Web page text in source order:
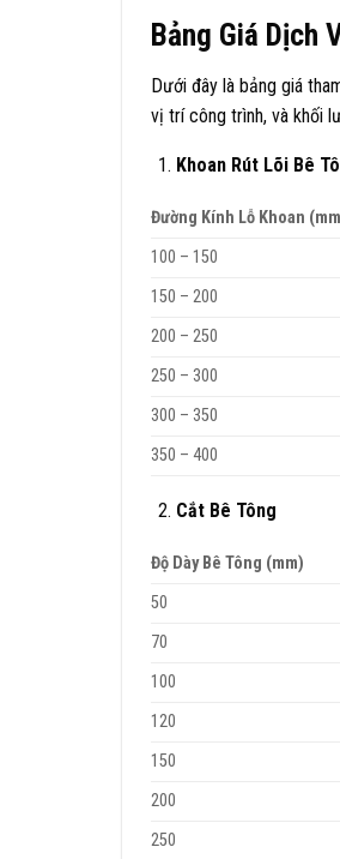
Bảng Giá Dịch
Dưới đây là bảng giá
vị trí công trình, và khối
Khoan Rút Lõi Bê
Đường Kính Lỗ Khoan
100 – 150
150 – 200
200 – 250
250 – 300
300 – 350
350 – 400
Cắt Bê Tông
Độ Dày Bê Tông (mm)
50
70
100
120
150
200
250